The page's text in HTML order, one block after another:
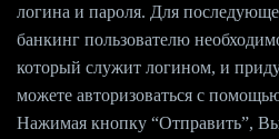
логина и пароля. Для
банкинг пользователю
который служит логином, и
можете авторизоваться с
Нажимая кнопку “Отправить”,